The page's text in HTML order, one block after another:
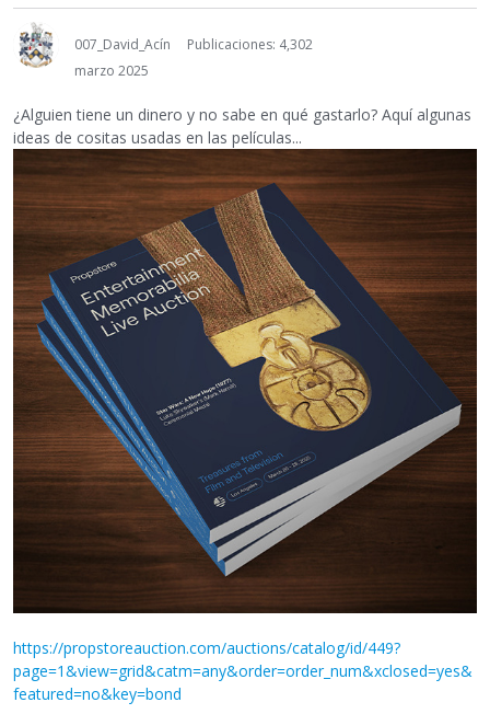
007_David_Acín
Publicaciones: 4,302
marzo 2025
¿Alguien tiene un dinero y no sabe en qué gastarlo? Aquí algunas
ideas de cositas usadas en las películas...
https://propstoreauction.com/auctions/catalog/id/449?
page=1&view=grid&catm=any&order=order_num&xclosed=yes&
featured=no&key=bond